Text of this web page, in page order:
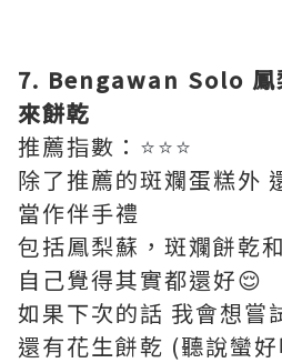
7. Bengawan Solo 鳳
來餅乾
推薦指數： ⭐⭐⭐
除了推薦的斑斕蛋糕外
當作伴手禮
包括鳳梨蘇，斑斕餅乾
自己覺得其實都還好😌
如果下次的話 我會想嘗
還有花生餅乾 (聽說蠻好